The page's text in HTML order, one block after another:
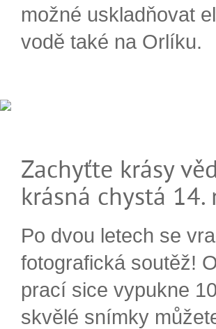
možné uskladňovat
vodě také na Orlíku.
Zachyťte krásy
krásná chystá 14.
Po dvou letech se
fotografická soutěž!
prací sice vypukne
skvělé snímky